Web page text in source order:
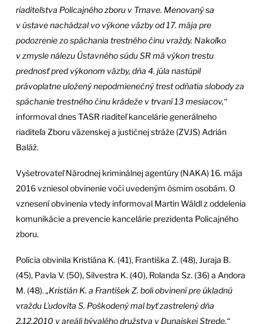
riaditeľstva Policajného zboru v Trnave. Menovaný sa
v ústave nachádzal vo výkone väzby od 17. mája pre
podozrenie zo spáchania trestného činu vraždy. Nakoľko
v zmysle nálezu Ústavného súdu SR má výkon trestu
prednosť pred výkonom väzby, dňa 4. júla nastúpil
právoplatne uložený nepodmienečný trest odňatia slobody za
spáchanie trestného činu krádeže v trvaní 13 mesiacov,“
informoval dnes TASR riaditeľ kancelárie generálneho
riaditeľa Zboru väzenskej a justičnej stráže (ZVJS) Adrián
Baláž.
Vyšetrovateľ Národnej kriminálnej agentúry (NAKA) 16. mája
2016 vzniesol obvinenie voči uvedeným ôsmim osobám. O
vznesení obvinenia vtedy informoval Martin Wäldl z oddelenia
komunikácie a prevencie kancelárie prezidenta Policajného
zboru.
Polícia obvinila Kristiána K. (41), Františka Z. (48), Juraja B.
(45), Pavla V. (50), Silvestra K. (40), Rolanda Sz. (36) a Andora
M. (48). „Kristián K. a František Z. boli obvinení pre úkladnú
vraždu Ľudovíta S. Poškodený mal byť zastrelený dňa
2.12.2010 v areáli bývalého družstva v Dunajskej Strede,“